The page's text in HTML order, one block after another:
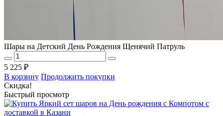
Шары на Детский День Рождения Щенячий Патруль
5 225 ₽
В корзину Продолжить покупки
Скидка!
Быстрый просмотр